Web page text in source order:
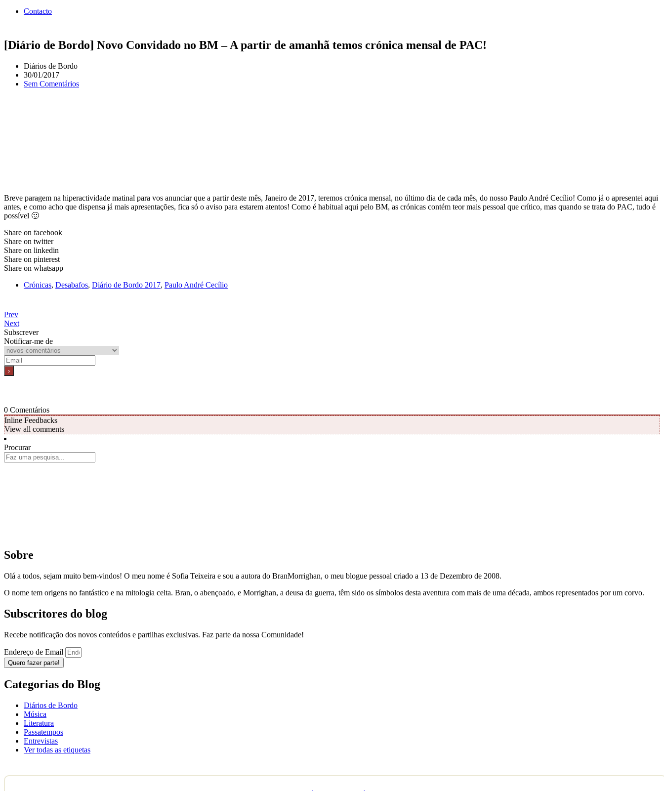
Contacto
[Diário de Bordo] Novo Convidado no BM – A partir de amanhã temos crónica mensal de PAC!
Diários de Bordo
30/01/2017
Sem Comentários
Breve paragem na hiperactividade matinal para vos anunciar que a partir deste mês, Janeiro de 2017, teremos crónica mensal, no último dia de cada mês, do nosso Paulo André Cecílio! Como já o apresentei aqui
antes, e como acho que dispensa já mais apresentações, fica só o aviso para estarem atentos! Como é habitual aqui pelo BM, as crónicas contém teor mais pessoal que crítico, mas quando se trata do PAC, tudo é
possível 🙂
Share on facebook
Share on twitter
Share on linkedin
Share on pinterest
Share on whatsapp
Crónicas, Desabafos, Diário de Bordo 2017, Paulo André Cecílio
Prev
Next
Subscrever
Notificar-me de
0 Comentários
Inline Feedbacks
View all comments
Procurar
Sobre
Olá a todos, sejam muito bem-vindos! O meu nome é Sofia Teixeira e sou a autora do BranMorrighan, o meu blogue pessoal criado a 13 de Dezembro de 2008.
O nome tem origens no fantástico e na mitologia celta. Bran, o abençoado, e Morrighan, a deusa da guerra, têm sido os símbolos desta aventura com mais de uma década, ambos representados por um corvo.
Subscritores do blog
Recebe notificação dos novos conteúdos e partilhas exclusivas. Faz parte da nossa Comunidade!
Endereço de Email
Quero fazer parte!
Categorias do Blog
Diários de Bordo
Música
Literatura
Passatempos
Entrevistas
Ver todas as etiquetas